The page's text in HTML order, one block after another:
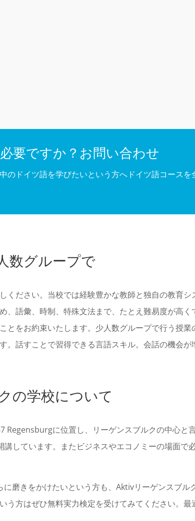
要ですか？お問い合わせ
のドイツ語を学びたいという方へドイツ語コースを
数グループで
ください。当校では経験豊かな教師と独自の教育
、語彙、時制、特殊文法まで、たとえ難易度が高
とをお約束いたします。少人数グループで行う授
。話すことで習得できる言語スキル。会話の機会
の学校について
Regensburgに位置し、リーゲンスブルクの中心と
しています。またビジネスやエコノミーの場面
磨きをかけたいという方も、Aktivリーゲンスブ
う方はぜひ無料実力検定を受けてみてください。最